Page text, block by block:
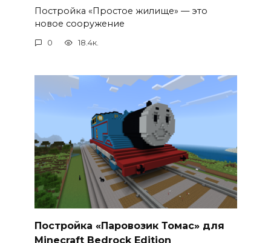
Постройка «Простое жилище» — это
новое сооружение
0 18.4к.
Постройка «Паровозик Томас» для
Minecraft Bedrock Edition